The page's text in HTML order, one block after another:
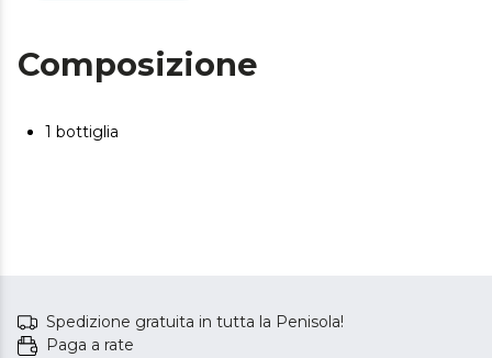
Composizione
1 bottiglia
Spedizione gratuita in tutta la Penisola!
Paga a rate